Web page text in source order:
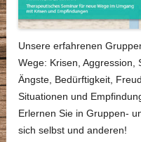
Unsere erfahrenen
Wege: Krisen, Aggression,
Ängste, Bedürftigkeit,
Situationen und
Erlernen Sie in Gruppen-
sich selbst und anderen!